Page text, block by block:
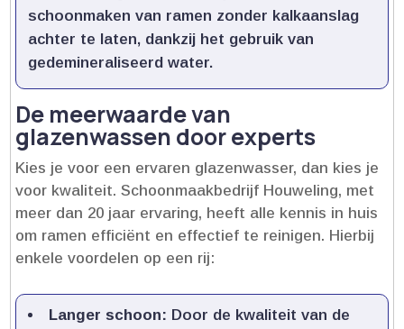
schoonmaken van ramen zonder kalkaanslag
achter te laten, dankzij het gebruik van
gedemineraliseerd water.​
De meerwaarde van
glazenwassen door experts
Kies je voor een ervaren glazenwasser, dan kies je
voor kwaliteit.​ Schoonmaakbedrijf Houweling, met
meer dan 20 jaar ervaring, heeft alle kennis in huis
om ramen efficiënt en effectief te reinigen.​ Hierbij
enkele voordelen op een rij:
Langer schoon: Door de kwaliteit van de